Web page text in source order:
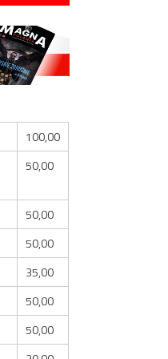
100,00
50,00
50,00
50,00
35,00
50,00
50,00